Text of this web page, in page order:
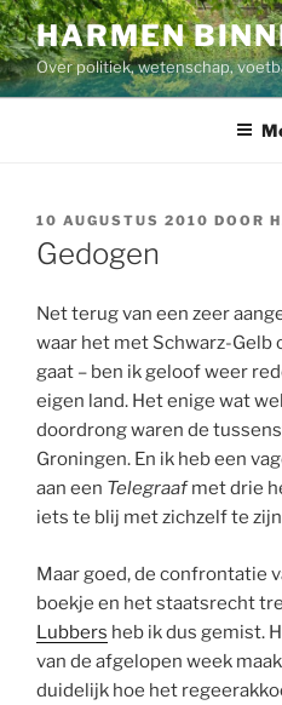
Ga
naar
de
inhoud
HARMEN
Over politiek, wetenschap,
GEPLAATST
OP
10 AUGUSTUS 2010 DOOR
Gedogen
Net terug van een zeer
waar het met Schwarz-Gelb
gaat – ben ik geloof weer
eigen land. Het enige wat
doordrong waren de
Groningen. En ik heb een
aan een Telegraafmet drie
iets te blij met zichzelf te
Maar goed, de confrontatie
boekje en het staatsrecht
Lubbers heb ik dus gemist.
van de afgelopen week
duidelijk hoe het